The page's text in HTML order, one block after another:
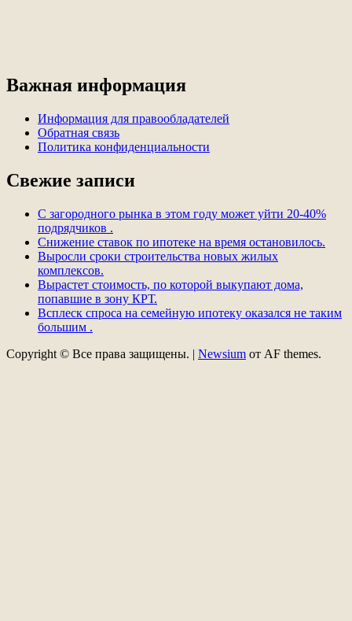
Важная информация
Информация для правообладателей
Обратная связь
Политика конфиденциальности
Свежие записи
С загородного рынка в этом году может уйти 20-40%
подрядчиков .
Снижение ставок по ипотеке на время остановилось.
Выросли сроки строительства новых жилых
комплексов.
Вырастет стоимость, по которой выкупают дома,
попавшие в зону КРТ.
Всплеск спроса на семейную ипотеку оказался не таким
большим .
Copyright © Все права защищены. | Newsium от AF themes.